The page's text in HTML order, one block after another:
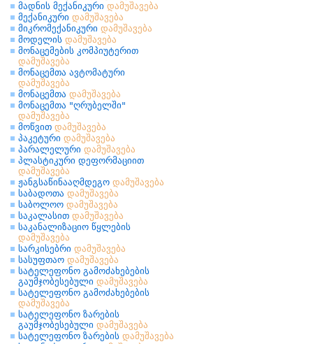
მადნის მექანიკური დამუშავება
მექანიკური დამუშავება
მიკრომექანიკური დამუშავება
მოდელის დამუშავება
მონაცემების კომპიუტერით
დამუშავება
მონაცემთა ავტომატური
დამუშავება
მონაცემთა დამუშავება
მონაცემთა "ღრუბელში"
დამუშავება
მოწვით დამუშავება
პაკეტური დამუშავება
პარალელური დამუშავება
პლასტიკური დეფორმაციით
დამუშავება
ჟანგსაწინააღმდეგო დამუშავება
საბადოთა დამუშავება
საბოლოო დამუშავება
საკალასით დამუშავება
საკანალიზაციო წყლების
დამუშავება
სარკისებრი დამუშავება
სასუფთაო დამუშავება
სატელეფონო გამოძახებების
გაუმჯობესებული დამუშავება
სატელეფონო გამოძახებების
დამუშავება
სატელეფონო ზარების
გაუმჯობესებული დამუშავება
სატელეფონო ზარების დამუშავება